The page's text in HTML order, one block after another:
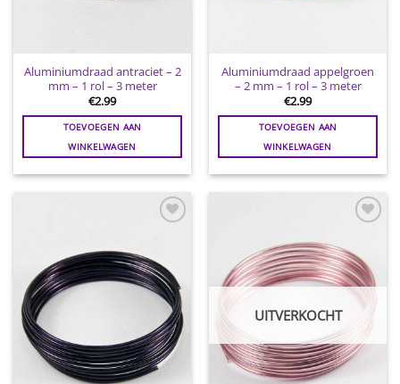
Aluminiumdraad antraciet – 2
mm – 1 rol – 3 meter
€2.99
TOEVOEGEN AAN
WINKELWAGEN
Aluminiumdraad appelgroen
– 2 mm – 1 rol – 3 meter
€2.99
TOEVOEGEN AAN
WINKELWAGEN
wenslijst
aan
wenslijst
UITVERKOCHT